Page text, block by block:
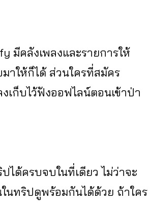
มีคลังเพลงและรายการให้
าให้ก็ได้ ส่วนใครที่สมัคร
เก็บไว้ฟังออฟไลน์ตอนเข้าป่า
ได้ครบจบในที่เดียว ไม่ว่าจะ
นทริปดูพร้อมกันได้ด้วย ถ้าใคร